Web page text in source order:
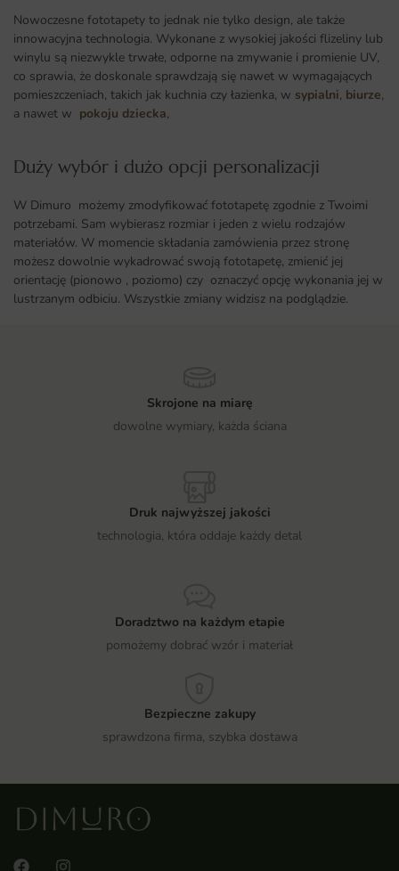
Nowoczesne fototapety to jednak nie tylko design, ale także
innowacyjna technologia. Wykonane z wysokiej jakości flizeliny lub
winylu są niezwykle trwałe, odporne na zmywanie i promienie UV,
co sprawia, że doskonale sprawdzają się nawet w wymagających
pomieszczeniach, takich jak kuchnia czy łazienka, w sypialni, biurze,
a nawet w pokoju dziecka,
Duży wybór i dużo opcji personalizacji ​
W Dimuro możemy zmodyfikować fototapetę zgodnie z Twoimi
potrzebami. Sam wybierasz rozmiar i jeden z wielu rodzajów
materiałów. W momencie składania zamówienia przez stronę
możesz dowolnie wykadrować swoją fototapetę, zmienić jej
orientację (pionowo , poziomo) czy oznaczyć opcję wykonania jej w
lustrzanym odbiciu. Wszystkie zmiany widzisz na podglądzie.
Skrojone na miarę
dowolne wymiary, każda ściana
Druk najwyższej jakości
technologia, która oddaje każdy detal
Doradztwo na każdym etapie
pomożemy dobrać wzór i materiał
Bezpieczne zakupy
sprawdzona firma, szybka dostawa